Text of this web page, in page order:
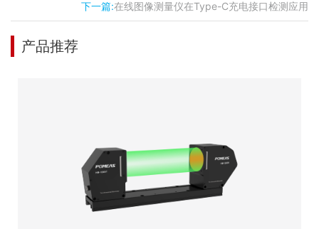
下一篇:在线图像测量仪在Type-C充电接口检测应用
产品推荐